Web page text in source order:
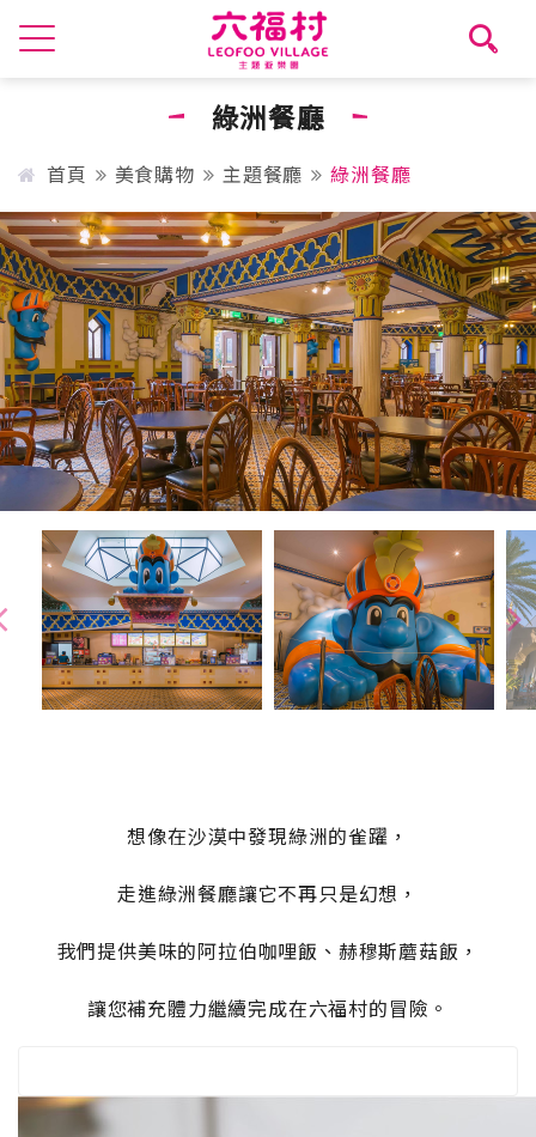
綠洲餐廳
首頁 美食購物 主題餐廳 綠洲餐廳
想像在沙漠中發現綠洲的雀躍，
走進綠洲餐廳讓它不再只是幻想，
我們提供美味的阿拉伯咖哩飯、赫穆斯蘑菇飯，
讓您補充體力繼續完成在六福村的冒險。